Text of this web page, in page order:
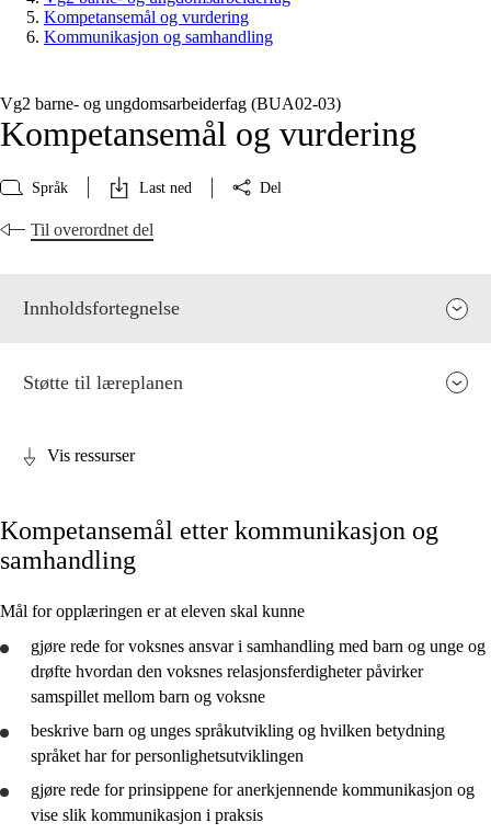
Kompetansemål og vurdering
Kommunikasjon og samhandling
Vg2 barne- og ungdomsarbeiderfag (BUA02‑03)
Kompetansemål og vurdering
Språk Last ned Del
Til overordnet del
Innholdsfortegnelse
Kjerneelementer
Tverrfaglige temaer
Grunnleggende ferdigheter
Pedagogisk arbeid
Kommunikasjon og samhandling
Yrkesliv i barne- og ungdomsarbeiderfag
Støtte til læreplanen
Vis ressurser
Kompetansemål etter kommunikasjon og
samhandling
Mål for opplæringen er at eleven skal kunne
gjøre rede forvoksnes ansvar i samhandling med barn og unge og
drøfte hvordan den voksnes relasjonsferdigheter påvirker
samspillet mellom barn og voksne
beskrive barn og unges språkutvikling og hvilken betydning
språket har for personlighetsutviklingen
gjøre rede forprinsippene for anerkjennende kommunikasjon og
vise slik kommunikasjon i praksis